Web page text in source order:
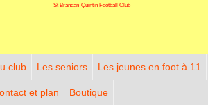
St Brandan-Quintin Football Club
club Les seniors Les jeunes en foot à 11
et plan Boutique
cookies